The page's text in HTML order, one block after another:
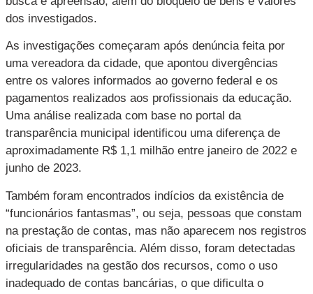
dos investigados.
As investigações começaram após denúncia feita por
uma vereadora da cidade, que apontou divergências
entre os valores informados ao governo federal e os
pagamentos realizados aos profissionais da educação.
Uma análise realizada com base no portal da
transparência municipal identificou uma diferença de
aproximadamente R$ 1,1 milhão entre janeiro de 2022 e
junho de 2023.
Também foram encontrados indícios da existência de
“funcionários fantasmas”, ou seja, pessoas que constam
na prestação de contas, mas não aparecem nos registros
oficiais de transparência. Além disso, foram detectadas
irregularidades na gestão dos recursos, como o uso
inadequado de contas bancárias, o que dificulta o